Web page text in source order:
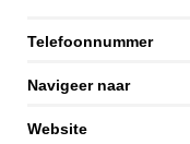
Telefoonnummer
Navigeer naar
Website